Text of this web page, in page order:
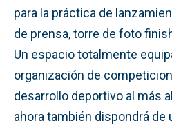
para la práctica de
de prensa, torre de foto
Un espacio totalmente
organización de
desarrollo deportivo al más
ahora también dispondrá de